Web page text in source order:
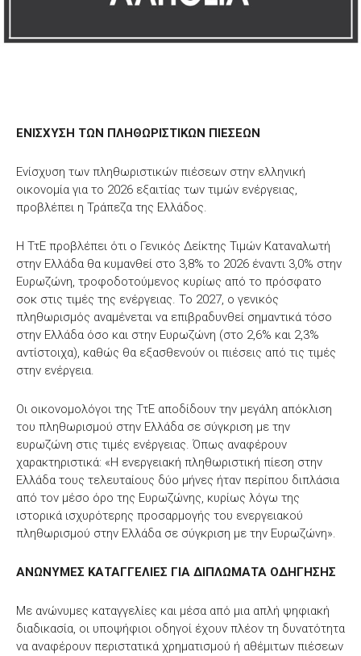
ΕΝΙΣΧΥΣΗ ΤΩΝ ΠΛΗΘΩΡΙΣΤΙΚΩΝ ΠΙΕΣΕΩΝ
Ενίσχυση των πληθωριστικών πιέσεων στην ελληνική
οικονομία για το 2026 εξαιτίας των τιμών ενέργειας,
προβλέπει η Τράπεζα της Ελλάδος.
Η ΤτΕ προβλέπει ότι ο Γενικός Δείκτης Τιμών Καταναλωτή
στην Ελλάδα θα κυμανθεί στο 3,8% το 2026 έναντι 3,0% στην
Ευρωζώνη, τροφοδοτούμενος κυρίως από το πρόσφατο
σοκ στις τιμές της ενέργειας. Το 2027, ο γενικός
πληθωρισμός αναμένεται να επιβραδυνθεί σημαντικά τόσο
στην Ελλάδα όσο και στην Ευρωζώνη (στο 2,6% και 2,3%
αντίστοιχα), καθώς θα εξασθενούν οι πιέσεις από τις τιμές
στην ενέργεια.
Οι οικονομολόγοι της ΤτΕ αποδίδουν την μεγάλη απόκλιση
του πληθωρισμού στην Ελλάδα σε σύγκριση με την
ευρωζώνη στις τιμές ενέργειας. Όπως αναφέρουν
χαρακτηριστικά: «Η ενεργειακή πληθωριστική πίεση στην
Ελλάδα τους τελευταίους δύο μήνες ήταν περίπου διπλάσια
από τον μέσο όρο της Ευρωζώνης, κυρίως λόγω της
ιστορικά ισχυρότερης προσαρμογής του ενεργειακού
πληθωρισμού στην Ελλάδα σε σύγκριση με την Ευρωζώνη».
ΑΝΩΝΥΜΕΣ ΚΑΤΑΓΓΕΛΙΕΣ ΓΙΑ ΔΙΠΛΩΜΑΤΑ ΟΔΗΓΗΣΗΣ
Με ανώνυμες καταγγελίες και μέσα από μια απλή ψηφιακή
διαδικασία, οι υποψήφιοι οδηγοί έχουν πλέον τη δυνατότητα
να αναφέρουν περιστατικά χρηματισμού ή αθέμιτων πιέσεων